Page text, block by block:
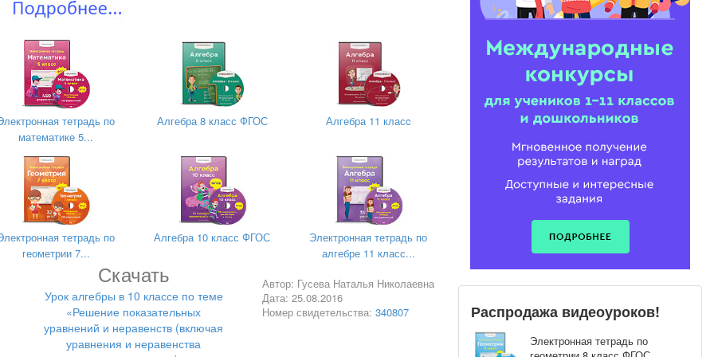
активности,
уважения друг к другу,
в себе; воспитание культуры общения.
решения
решения;
уравнения и алгебраические неравенства;
(иррациональным) показателем и определение арифметического
решать иррациональные уравнения;
функции;
прогрессии;
графики функций;
знаний
тетрадь по
математике 5...
Алгебра 8 класс ФГОС Алгебра 11 класc
тетрадь по
геометрии 7...
Алгебра 10 класс ФГОС
Электронная тетрадь по
алгебре 11 класс...
Скачать
Урок алгебры в 10 классе по теме
«Решение показательных
уравнений и неравенств (включая
уравнения и неравенства
Автор: Гусева Наталья Николаевна
Дата: 25.08.2016
Номер свидетельства: 340807 Распродажа видеоуроков!
Электронная тетрадь по